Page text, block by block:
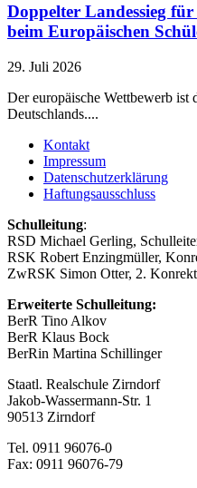
Doppelter Landessieg
beim Europäischen
29. Juli 2026
Der europäische Wettbewerb ist
Deutschlands....
Kontakt
Impressum
Datenschutzerklärung
Haftungsausschluss
Schulleitung:
RSD Michael Gerling,
RSK Robert Enzingmüller,
ZwRSK Simon Otter, 2.
Erweiterte Schulleitung:
BerR Tino Alkov
BerR Klaus Bock
BerRin Martina Schillinger
Staatl. Realschule Zirndorf
Jakob-Wassermann-Str. 1
90513 Zirndorf
Tel. 0911 96076-0
Fax: 0911 96076-79